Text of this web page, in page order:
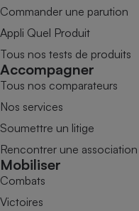
Commander une parution
Appli Quel Produit
Tous nos tests de produits
Accompagner
Tous nos comparateurs
Nos services
Soumettre un litige
Rencontrer une
Mobiliser
Combats
Victoires